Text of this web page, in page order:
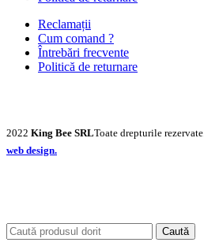
Reclamații
Cum comand ?
Întrebări frecvente
Politică de returnare
2022 King Bee SRLToate drepturile rezervate.
web design.
Caută